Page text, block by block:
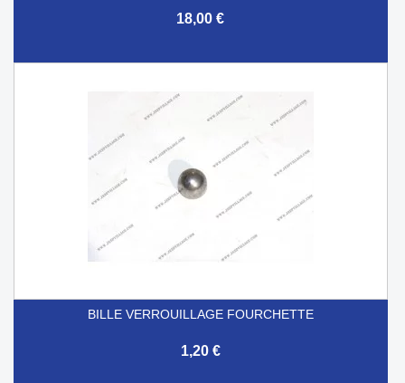
18,00 €
BILLE VERROUILLAGE FOURCHETTE
1,20 €